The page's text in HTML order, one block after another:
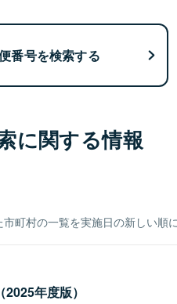
番号を検索する
に関する情報
町村の一覧を実施日の新しい順
年度版）